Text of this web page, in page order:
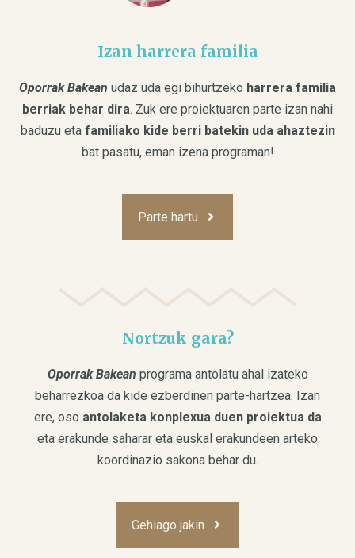
Izan harrera familia
Oporrak Bakean udaz uda egi bihurtzeko harrera familia
berriak behar dira. Zuk ere proiektuaren parte izan nahi
baduzu eta familiako kide berri batekin uda ahaztezin
bat pasatu, eman izena programan!
Parte hartu
Nortzuk gara?
Oporrak Bakean programa antolatu ahal izateko
beharrezkoa da kide ezberdinen parte-hartzea. Izan
ere, oso antolaketa konplexua duen proiektua da
eta erakunde saharar eta euskal erakundeen arteko
koordinazio sakona behar du.
Gehiago jakin